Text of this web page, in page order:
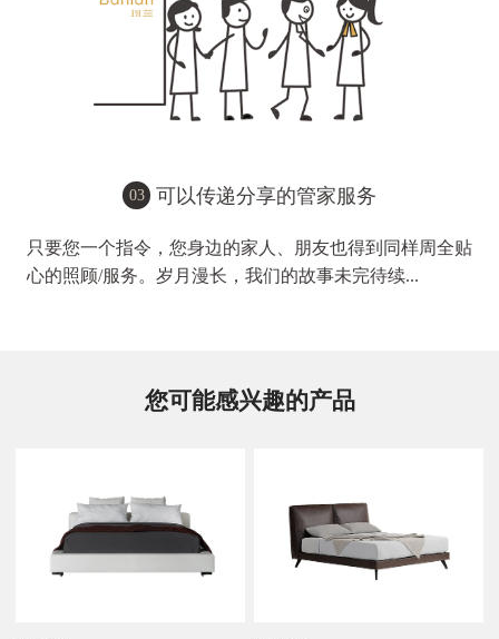
03 可以传递分享的管家服务
只要您一个指令，您身边的家人、朋友也得到同样周全贴
心的照顾/服务。岁月漫长，我们的故事未完待续...
您可能感兴趣的产品